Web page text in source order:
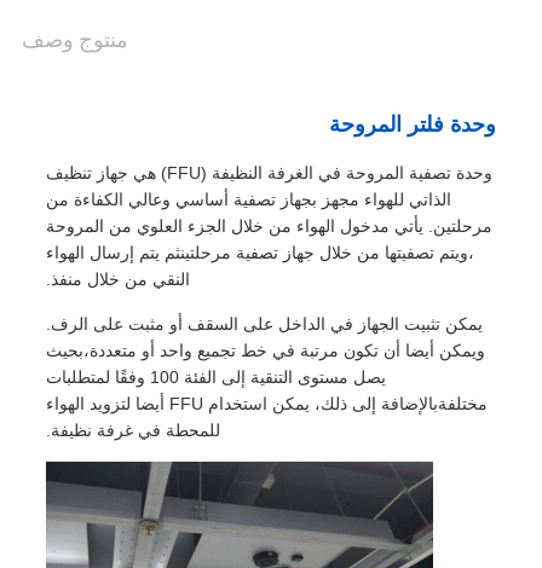
منتوج وصف
وحدة فلتر المروحة
وحدة تصفية المروحة في الغرفة النظيفة (FFU) هي جهاز تنظيف
الذاتي للهواء مجهز بجهاز تصفية أساسي وعالي الكفاءة من
مرحلتين. يأتي مدخول الهواء من خلال الجزء العلوي من المروحة
،ويتم تصفيتها من خلال جهاز تصفية مرحلتينثم يتم إرسال الهواء
النقي من خلال منفذ.
يمكن تثبيت الجهاز في الداخل على السقف أو مثبت على الرف.
ويمكن أيضا أن تكون مرتبة في خط تجميع واحد أو متعددة،بحيث
يصل مستوى التنقية إلى الفئة 100 وفقًا لمتطلبات
مختلفةبالإضافة إلى ذلك، يمكن استخدام FFU أيضا لتزويد الهواء
للمحطة في غرفة نظيفة.